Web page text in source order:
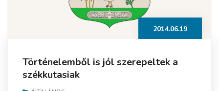
2014.06.19
Történelemből is jól szerepeltek a
székkutasiak